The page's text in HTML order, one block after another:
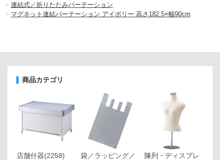
> 連結式／折りたたみパーテーション
> マグネット連結パーテーション アイボリー 高さ182.5×幅90cm
商品カテゴリ
店舗什器(2258)
袋／ラッピング／
陳列・ディスプレ